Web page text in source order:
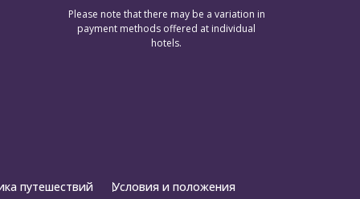
Please note that there may be a variation in
payment methods offered at individual
hotels.
путешествий Условия и положения